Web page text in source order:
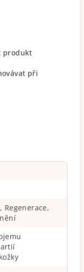
produkt
při
Regenerace,